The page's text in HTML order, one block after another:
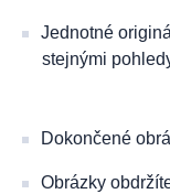
Jednotné
stejnými
Dokončené
Obrázky